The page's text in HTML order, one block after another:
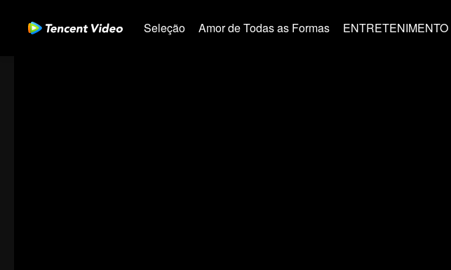
Seleção Amor de Todas as Formas ENTRETENIMENTO